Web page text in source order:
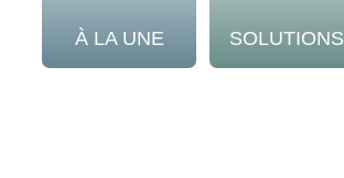
À LA UNE SOLUTIONS